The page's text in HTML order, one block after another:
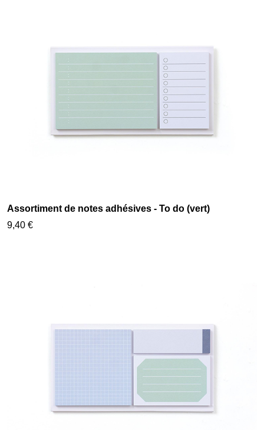
Assortiment de notes adhésives - To do (vert)
9,40 €